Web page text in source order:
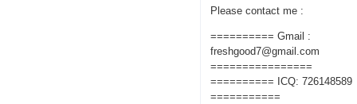
Please contact me :
========== Gmail :
freshgood7@gmail.com
================
========== ICQ: 726148589
===========